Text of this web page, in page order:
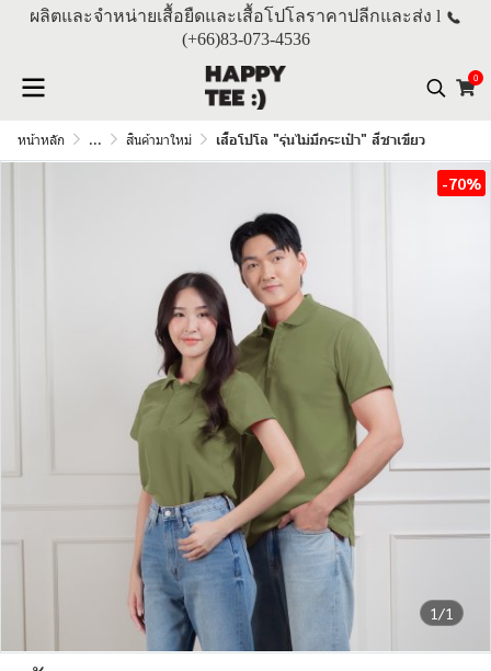
ผลิตและจำหน่ายเสื้อยืดและเสื้อโปโลราคาปลีกและส่ง l
(+66)83-073-4536
0
หน้าหลัก ... สินค้ามาใหม่ เสื้อโปโล "รุ่นไม่มีกระเป๋า" สีชาเขียว
1/1
-70%